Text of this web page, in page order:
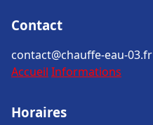
Contact
contact@chauffe-eau-03.fr
Accueil Informations
Horaires